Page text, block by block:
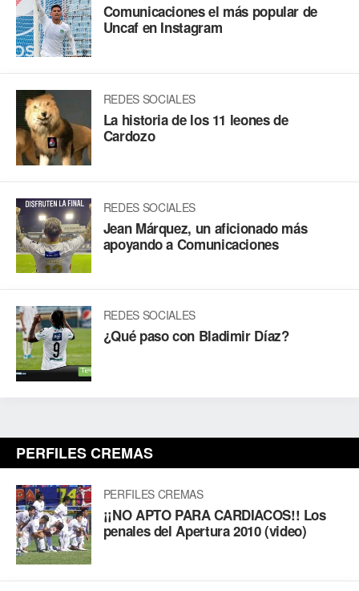
Comunicaciones el más popular de
Uncaf en Instagram
REDES SOCIALES
La historia de los 11 leones de
Cardozo
REDES SOCIALES
Jean Márquez, un aficionado más
apoyando a Comunicaciones
REDES SOCIALES
¿Qué paso con Bladimir Díaz?
PERFILES CREMAS
PERFILES CREMAS
¡¡NO APTO PARA CARDIACOS!! Los
penales del Apertura 2010 (video)